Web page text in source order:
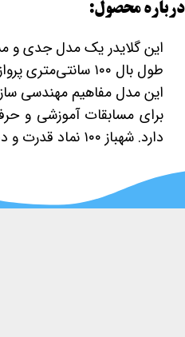
این گلایدر یک مدل جدی و
طول بال ۱۰۰ سانتی‌متری پروازی بسیار پایدار فراهم می‌کند. ساخت آن نیازمند مهارت و دقت بالا است.
این مدل مفاهیم مهندسی
برای مسابقات آموزشی و
دارد. شهباز ۱۰۰ نماد قدرت و دقت در گلایدرهاست. این گلایدر در مسابقات متعددی مقام‌های رنگارنگی را از آن خود کرده است.
درباره محصول: